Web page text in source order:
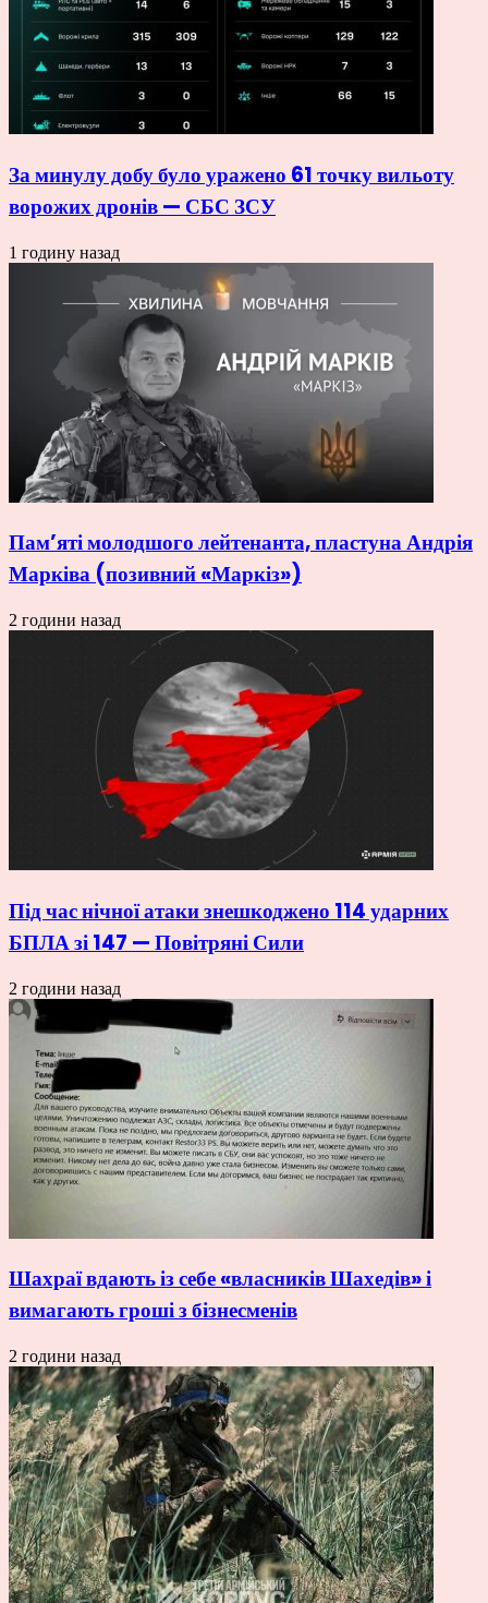
За минулу добу було уражено 61 точку вильоту
ворожих дронів — СБС ЗСУ
1 годину назад
Пам’яті молодшого лейтенанта, пластуна Андрія
Марківа (позивний «Маркіз»)
2 години назад
Під час нічної атаки знешкоджено 114 ударних
БПЛА зі 147 — Повітряні Сили
2 години назад
Шахраї вдають із себе «власників Шахедів» і
вимагають гроші з бізнесменів
2 години назад